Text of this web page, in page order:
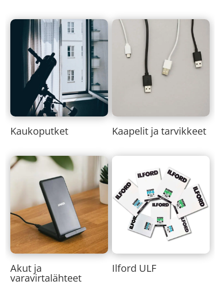
Kaukoputket Kaapelit ja tarvikkeet
Akut ja
varavirtalähteet
Ilford ULF